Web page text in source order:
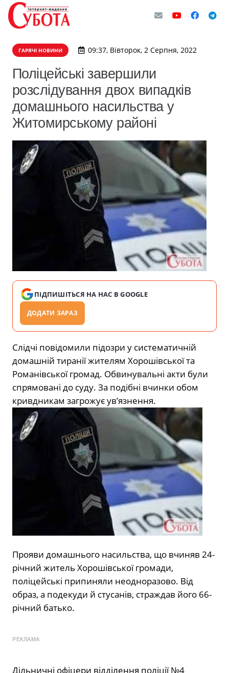
ГАРЯЧІ НОВИНИ 09:37, Вівторок, 2 Серпня, 2022
Поліцейські завершили
розслідування двох випадків
домашнього насильства у
Житомирському районі
ПІДПИШІТЬСЯ НА НАС В GOOGLE
ДОДАТИ ЗАРАЗ
Слідчі повідомили підозри у систематичній
домашній тиранії жителям Хорошівської та
Романівської громад. Обвинувальні акти були
спрямовані до суду. За подібні вчинки обом
кривдникам загрожує ув’язнення.
Прояви домашнього насильства, що вчиняв 24-
річний житель Хорошівської громади,
поліцейські припиняли неодноразово. Від
образ, а подекуди й стусанів, страждав його 66-
річний батько.
РЕКЛАМА
Дільничні офіцери відділення поліції №4